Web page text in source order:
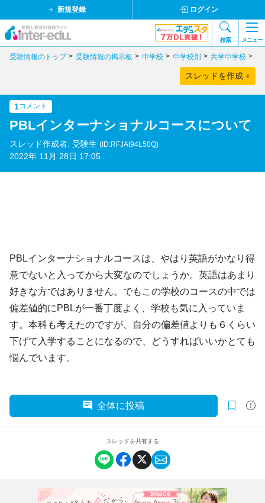
新規登録 ログイン
検索 メニュー
受験情報のトップ 受験情報の掲示板 中学校 中学校別 共学中学校
スレッドを作成 +
1コメント
PBLインターナショナルコースについて
スレッド作成者: 受験生 (ID:RFJAt94L50Q)
2022年 11月 28日 17:05
PBLインターナショナルコースは、やはり英語がかなり得
意でないと入ってから大変なのでしょうか。英語はあまり
好きな方ではありません。でもこの学校のコースの中では
偏差値的にPBLが一番丁度よく、学校も気に入っていま
す。本科も考えたのですが、自分の偏差値よりも６くらい
下げて入学することになるので、どうすればいいかとても
悩んでいます。
全体に投稿
スレッドを共有する